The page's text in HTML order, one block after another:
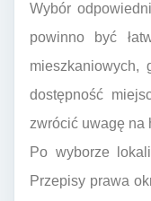
Wybór
powinno być
mieszkaniowych,
dostępność
zwrócić uwagę na
Po wyborze
Przepisy prawa